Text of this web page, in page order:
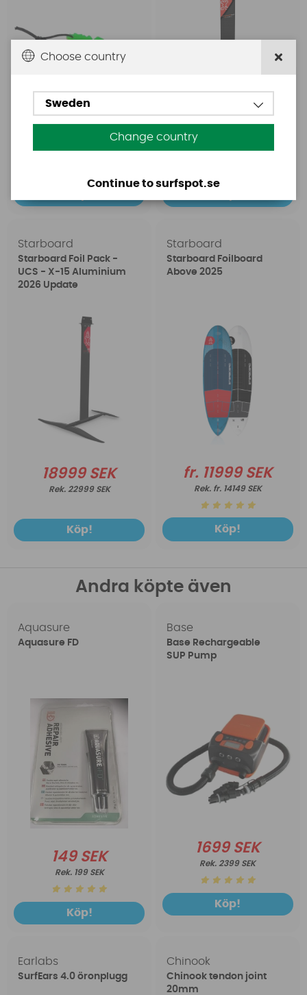
fr. 4699 SEK
fr. 5299 SEK
Starboard
Starboard Foil Pack -
UCS - X-15 Aluminium
2026 Update
18999 SEK
22999 SEK
Köp!
Starboard
Starboard Foilboard
Above 2025
fr. 11999 SEK
fr. 14149 SEK
Köp!
Andra köpte även
Aquasure
Aquasure FD
149 SEK
199 SEK
Köp!
Base
Base Rechargeable
SUP Pump
1699 SEK
2399 SEK
Köp!
Earlabs
SurfEars 4.0 öronplugg
Chinook
Chinook tendon joint
20mm
Choose country
Sweden
Change country
Continue to surfspot.se